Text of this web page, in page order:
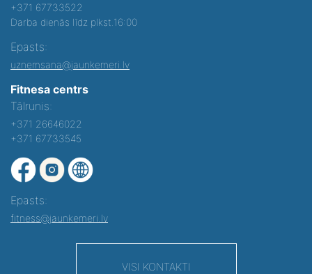
+371 67733522
Darba dienās līdz plkst.16:00
Epasts:
uznemsana@jaunkemeri.lv
Fitnesa centrs
Tālrunis:
+371 26646022
+371 67733545
Epasts:
fitness@jaunkemeri.lv
VISI KONTAKTI